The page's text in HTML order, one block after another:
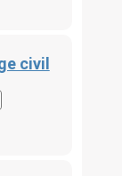
civil